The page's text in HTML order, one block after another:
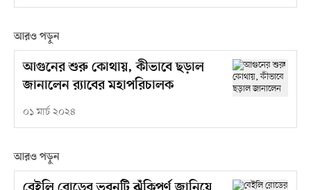
আরও পড়ুন
আগুনের শুরু কোথায়, কীভাবে ছড়াল
জানালেন র‍্যাবের মহাপরিচালক
০১ মার্চ ২০২৪
আরও পড়ুন